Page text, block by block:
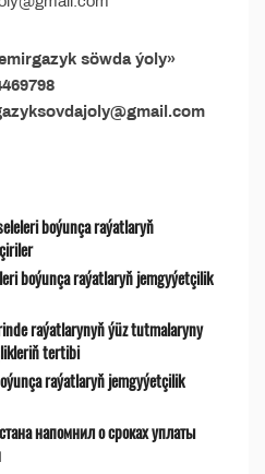
söwda ýoly»
boýunça raýatlaryň
boýunça raýatlaryň jemgyýetçilik
raýatlarynyň ýüz tutmalaryny
tertibi
raýatlaryň jemgyýetçilik
напомнил о сроках уплаты